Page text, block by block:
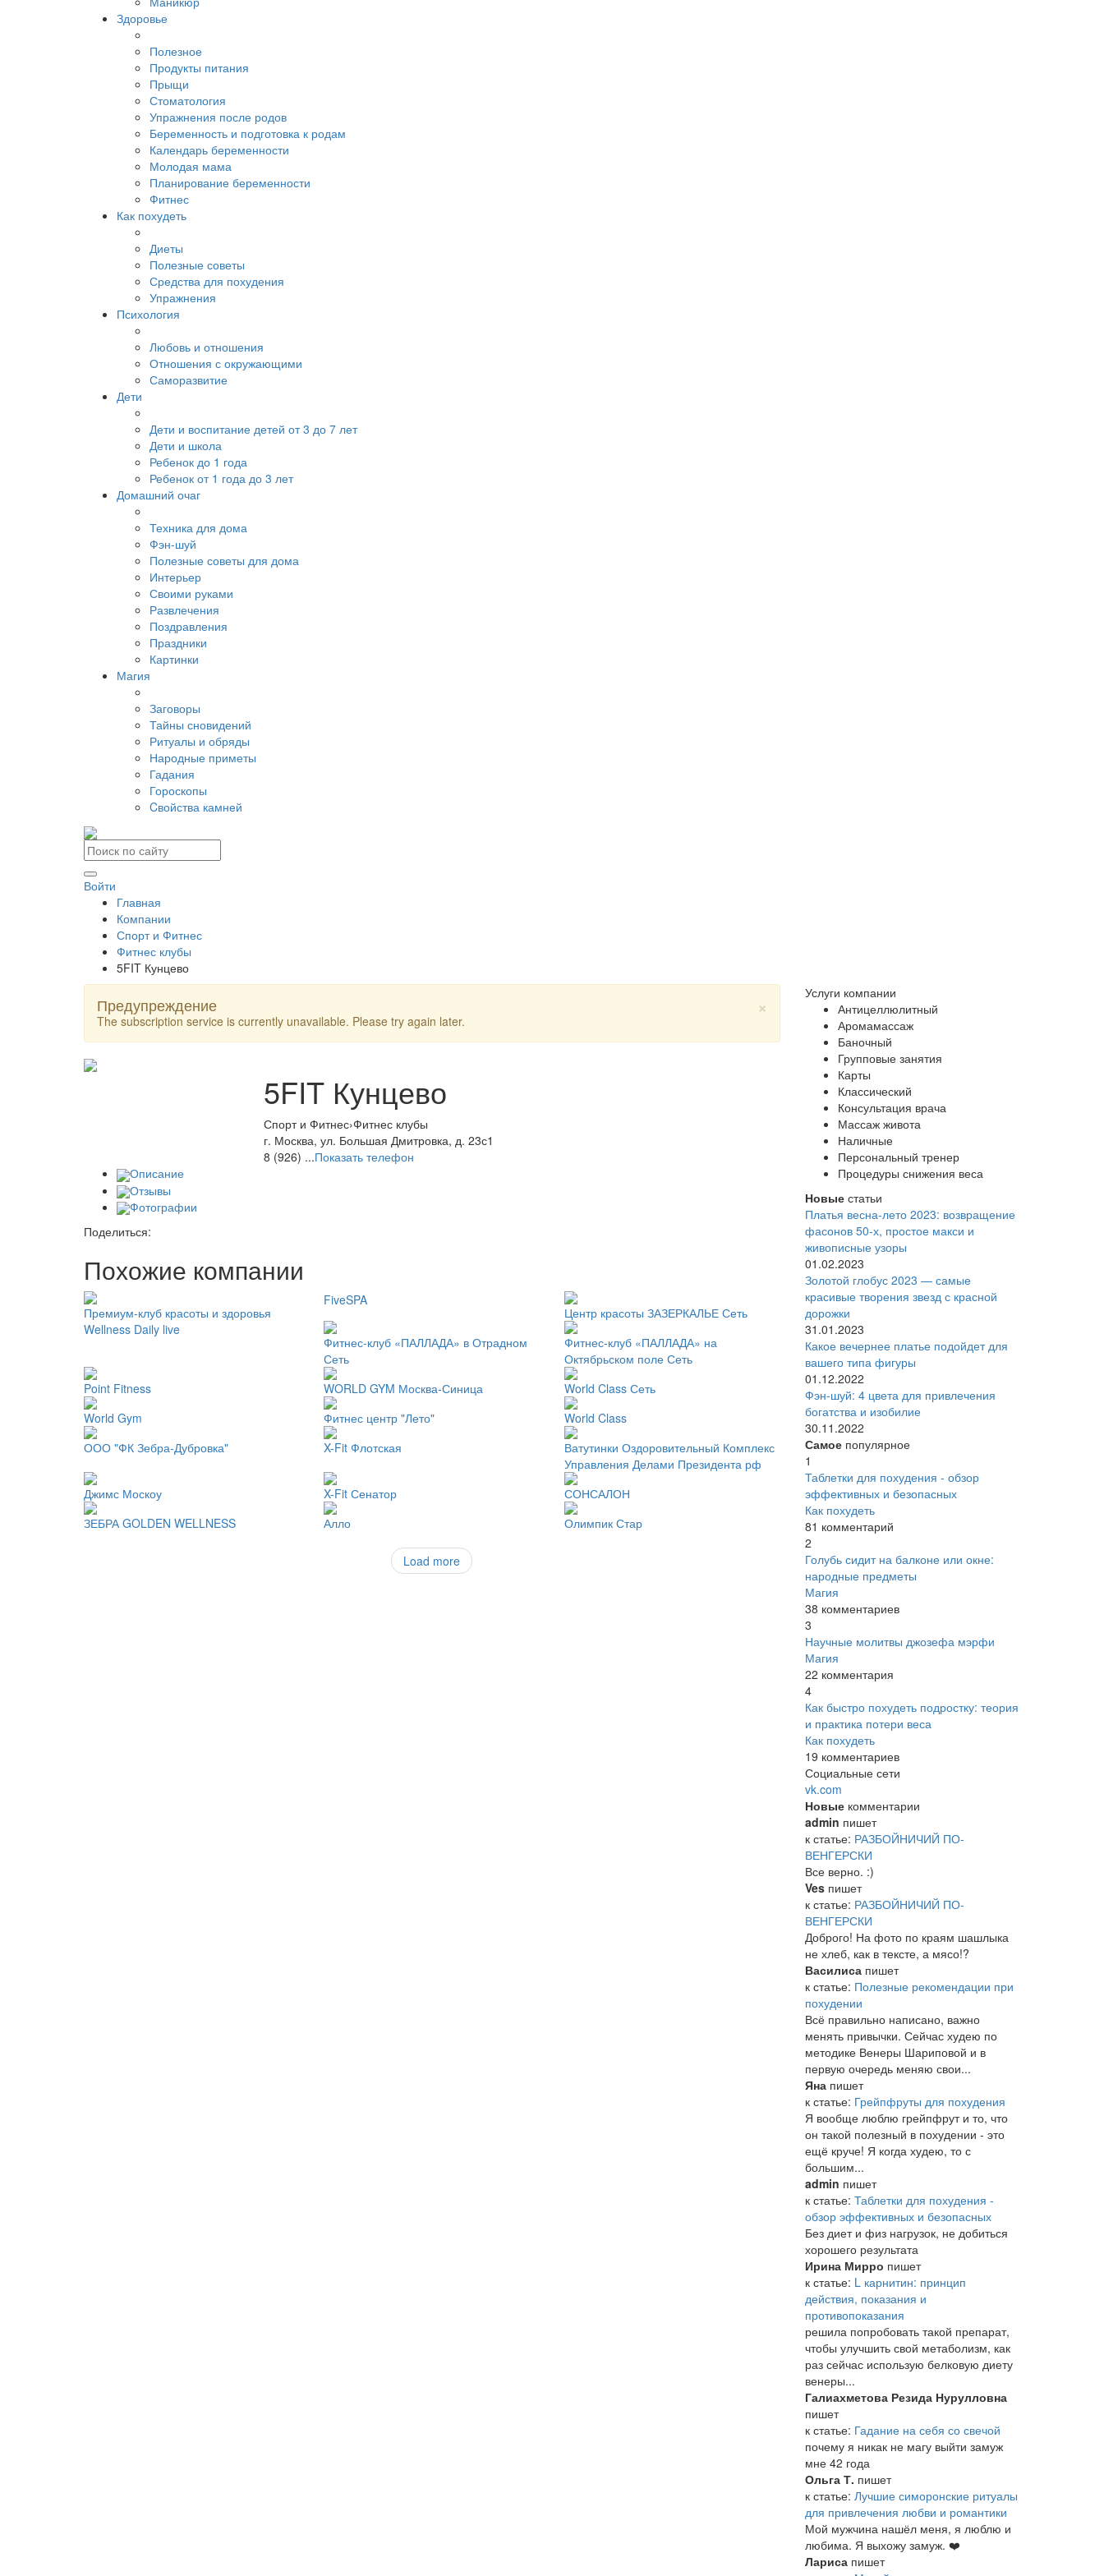
Здоровье
Полезное
Продукты питания
Прыщи
Стоматология
Упражнения после родов
Беременность и подготовка к родам
Календарь беременности
Молодая мама
Планирование беременности
Фитнес
Как похудеть
Диеты
Полезные советы
Средства для похудения
Упражнения
Психология
Любовь и отношения
Отношения с окружающими
Саморазвитие
Дети
Дети и воспитание детей от 3 до 7 лет
Дети и школа
Ребенок до 1 года
Ребенок от 1 года до 3 лет
Домашний очаг
Техника для дома
Фэн-шуй
Полезные советы для дома
Интерьер
Своими руками
Развлечения
Поздравления
Праздники
Картинки
Магия
Заговоры
Тайны сновидений
Ритуалы и обряды
Народные приметы
Гадания
Гороскопы
Cвойства камней
Войти
Главная
Компании
Спорт и Фитнес
Фитнес клубы
5FIT Кунцево
×
Предупреждение
The subscription service is currently unavailable. Please try again later.
5FIT Кунцево
Спорт и Фитнес›Фитнес клубы
г. Москва, ул. Большая Дмитровка, д. 23с1
8 (926) ...Показать телефон
Описание
Отзывы
Фотографии
Поделиться:
Похожие компании
Премиум-клуб красоты и здоровья
Wellness Daily live
FiveSPA
Центр красоты ЗАЗЕРКАЛЬЕ Сеть
Фитнес-клуб «ПАЛЛАДА» в Отрадном
Сеть
Фитнес-клуб «ПАЛЛАДА» на
Октябрьском поле Сеть
Point Fitness
WORLD GYM Москва-Синица
World Class Сеть
World Gym
Фитнес центр "Лето"
World Class
ООО "ФК Зебра-Дубровка"
X-Fit Флотская
Ватутинки Оздоровительный Комплекс
Управления Делами Президента рф
Джимс Москоу
X-Fit Сенатор
СОНСАЛОН
ЗЕБРА GOLDEN WELLNESS
Алло Олимпик Стар
Load more
Услуги компании
Антицеллюлитный
Аромамассаж
Баночный
Групповые занятия
Карты
Классический
Консультация врача
Массаж живота
Наличные
Персональный тренер
Процедуры снижения веса
Новыестатьи
Платья весна-лето 2023: возвращение
фасонов 50-х, простое макси и
живописные узоры
01.02.2023
Золотой глобус 2023 — самые
красивые творения звезд с красной
дорожки
31.01.2023
Какое вечернее платье подойдет для
вашего типа фигуры
01.12.2022
Фэн-шуй: 4 цвета для привлечения
богатства и изобилие
30.11.2022
Самоепопулярное
1
Таблетки для похудения - обзор
эффективных и безопасных
Как похудеть
81 комментарий
2
Голубь сидит на балконе или окне:
народные предметы
Магия
38 комментариев
3
Научные молитвы джозефа мэрфи
Магия
22 комментария
4
Как быстро похудеть подростку: теория
и практика потери веса
Как похудеть
19 комментариев
Социальные сети
vk.com
Новыекомментарии
admin пишет
к статье: РАЗБОЙНИЧИЙ ПО-
ВЕНГЕРСКИ
Все верно. :)
Vesпишет
к статье: РАЗБОЙНИЧИЙ ПО-
ВЕНГЕРСКИ
Доброго! На фото по краям шашлыка
не хлеб, как в тексте, а мясо!?
Василисапишет
к статье: Полезные рекомендации при
похудении
Всё правильно написано, важно
менять привычки. Сейчас худею по
методике Венеры Шариповой и в
первую очередь меняю свои...
Янапишет
к статье: Грейпфруты для похудения
Я вообще люблю грейпфрут и то, что
он такой полезный в похудении - это
ещё круче! Я когда худею, то с
большим...
admin пишет
к статье: Таблетки для похудения -
обзор эффективных и безопасных
Без диет и физ нагрузок, не добиться
хорошего результата
Ирина Мирро пишет
к статье: L карнитин: принцип
действия, показания и
противопоказания
решила попробовать такой препарат,
чтобы улучшить свой метаболизм, как
раз сейчас использую белковую диету
венеры...
Галиахметова Резида Нурулловна
пишет
к статье: Гадание на себя со свечой
почему я никак не магу выйти замуж
мне 42 года
Ольга Т. пишет
к статье: Лучшие симоронские ритуалы
для привлечения любви и романтики
Мой мужчина нашёл меня, я люблю и
любима. Я выхожу замуж. ❤️
Ларисапишет